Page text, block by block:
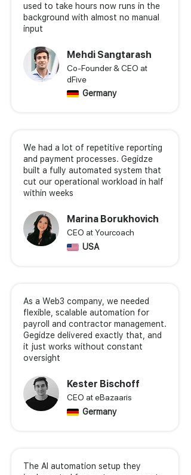
used to take hours now runs in the
background with almost no manual
input
Mehdi Sangtarash
Co-Founder & CEO at
dFive
Germany
We had a lot of repetitive reporting
and payment processes. Gegidze
built a fully automated system that
cut our operational workload in half
within weeks
Marina Borukhovich
CEO at Yourcoach
USA
As a Web3 company, we needed
flexible, scalable automation for
payroll and contractor management.
Gegidze delivered exactly that, and
it just works without constant
oversight
Kester Bischoff
CEO at eBazaaris
Germany
The AI automation setup they